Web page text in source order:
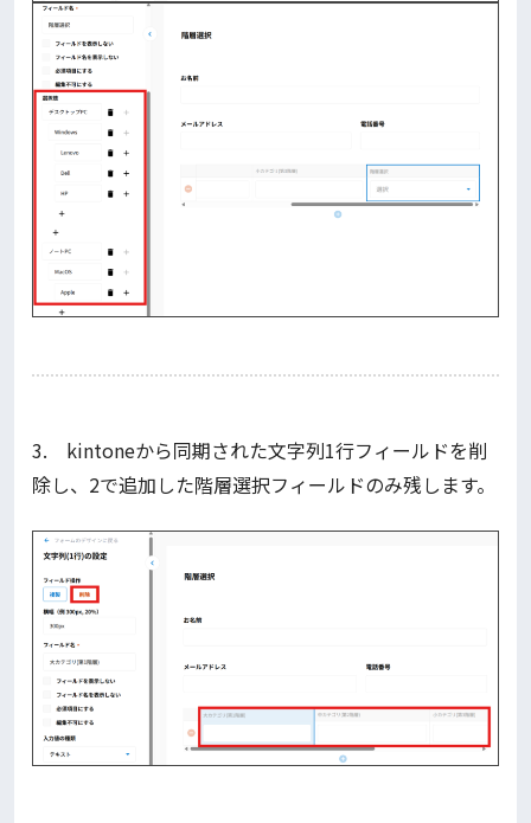
3. kintoneから同期された文字列1行フィールドを削
除し、2で追加した階層選択フィールドのみ残します。